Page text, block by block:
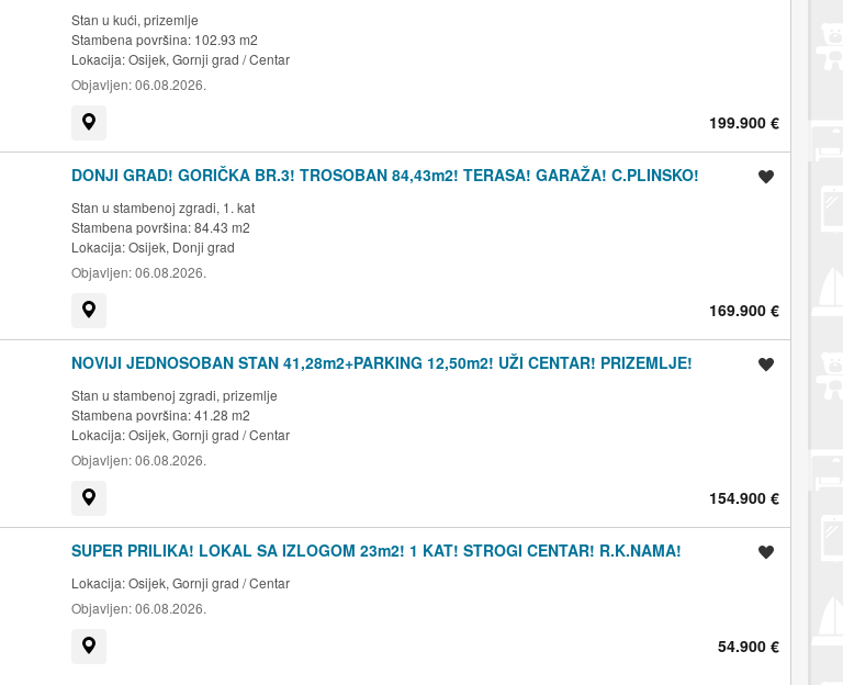
Stan u kući, prizemlje
Stambena površina: 102.93 m2
Lokacija:Osijek, Gornji grad / Centar
Objavljen:06.08.2026.
199.900 €
DONJI GRAD! GORIČKA BR.3! TROSOBAN 84,43m2! TERASA! GARAŽA! C.PLINSKO!
Stan u stambenoj zgradi, 1. kat
Stambena površina: 84.43 m2
Lokacija:Osijek, Donji grad
Objavljen:06.08.2026.
169.900 €
NOVIJI JEDNOSOBAN STAN 41,28m2+PARKING 12,50m2! UŽI CENTAR! PRIZEMLJE!
Stan u stambenoj zgradi, prizemlje
Stambena površina: 41.28 m2
Lokacija:Osijek, Gornji grad / Centar
Objavljen:06.08.2026.
154.900 €
SUPER PRILIKA! LOKAL SA IZLOGOM 23m2! 1 KAT! STROGI CENTAR! R.K.NAMA!
Lokacija:Osijek, Gornji grad / Centar
Objavljen:06.08.2026.
54.900 €